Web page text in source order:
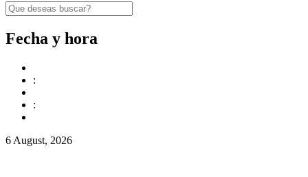
Fecha y hora
:
:
6 August, 2026